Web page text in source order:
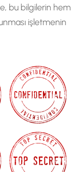
bu bilgilerin hem
işletmenin